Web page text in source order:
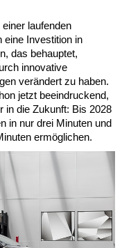
laufenden
eine Investition in
das behauptet,
innovative
verändert zu haben.
jetzt beeindruckend,
in die Zukunft: Bis 2028
in nur drei Minuten und
ermöglichen.